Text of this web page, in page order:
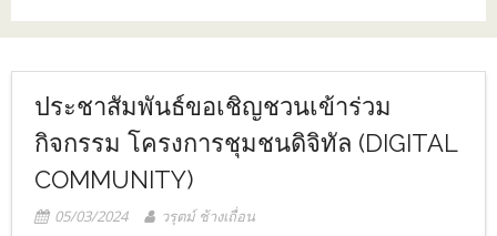
ประชาสัมพันธ์ขอเชิญชวนเข้าร่วม
กิจกรรม โครงการชุมชนดิจิทัล (DIGITAL
COMMUNITY)
05/03/2024
วรุตม์ ช้างเถื่อน